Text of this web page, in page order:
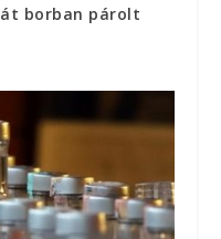
borban párolt